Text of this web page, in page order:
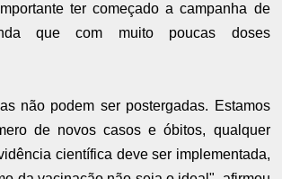
ter começado a campanha de
que com muito poucas doses
não podem ser postergadas. Estamos
de novos casos e óbitos, qualquer
científica deve ser implementada,